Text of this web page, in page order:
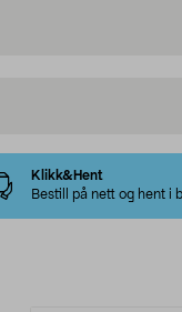
Klikk&Hent
Bestill på nett og hent i